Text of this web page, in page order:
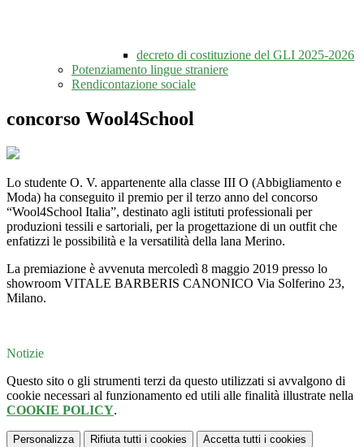
decreto di costituzione del GLI 2025-2026
Potenziamento lingue straniere
Rendicontazione sociale
concorso Wool4School
Lo studente O. V. appartenente alla classe III O (Abbigliamento e
Moda) ha conseguito il premio per il terzo anno del concorso
“Wool4School Italia”, destinato agli istituti professionali per
produzioni tessili e sartoriali, per la progettazione di un outfit che
enfatizzi le possibilità e la versatilità della lana Merino.
La premiazione è avvenuta mercoledì 8 maggio 2019 presso lo
showroom VITALE BARBERIS CANONICO Via Solferino 23,
Milano.
Notizie
Questo sito o gli strumenti terzi da questo utilizzati si avvalgono di
cookie necessari al funzionamento ed utili alle finalità illustrate nella
COOKIE POLICY.
Personalizza Rifiuta tutti i cookies Accetta tutti i cookies